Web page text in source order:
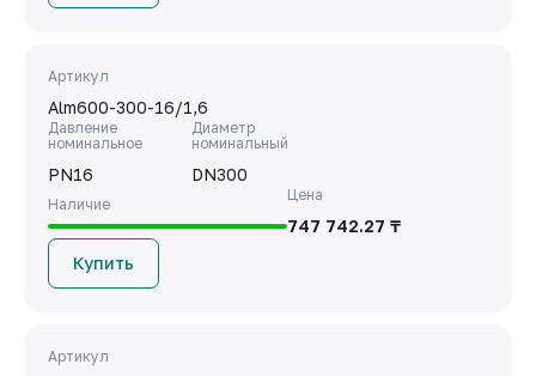
Артикул
Alm600-300-16/1,6
Давление
номинальное
PN16
Диаметр
номинальный
DN300
Наличие
Цена
747 742.27 ₸
Купить
Артикул